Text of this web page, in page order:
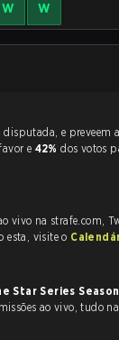
W W
e 42%dos votos
vivo na strafe.com,
esta, visite o
Star Series
ao vivo, tudo